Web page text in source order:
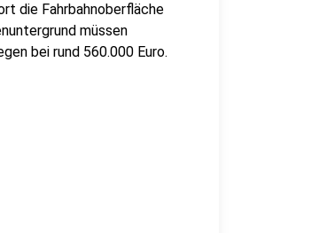
die Fahrbahnoberfläche
müssen
bei rund 560.000 Euro.